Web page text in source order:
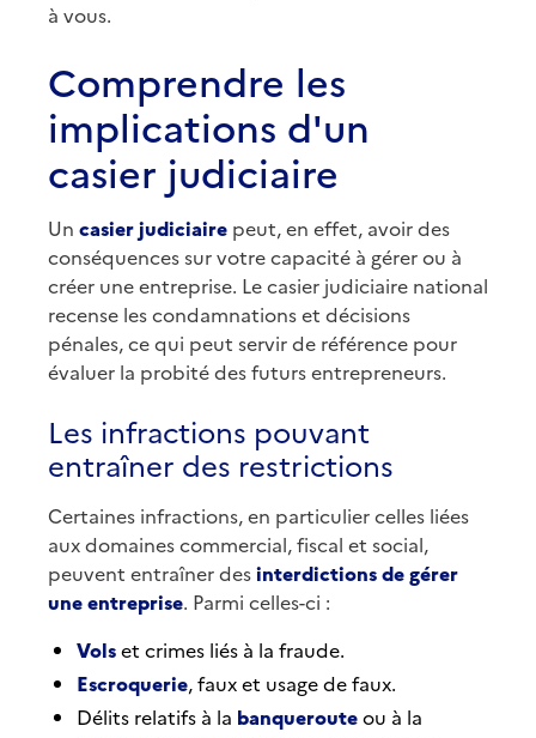
à vous.
Comprendre les
implications d'un
casier judiciaire
Un casier judiciaire peut, en effet, avoir des
conséquences sur votre capacité à gérer ou à
créer une entreprise. Le casier judiciaire national
recense les condamnations et décisions
pénales, ce qui peut servir de référence pour
évaluer la probité des futurs entrepreneurs.
Les infractions pouvant
entraîner des restrictions
Certaines infractions, en particulier celles liées
aux domaines commercial, fiscal et social,
peuvent entraîner desinterdictions de gérer
une entreprise. Parmi celles-ci :
Volset crimes liés à la fraude.
Escroquerie, faux et usage de faux.
Délits relatifs à la banquerouteou à la